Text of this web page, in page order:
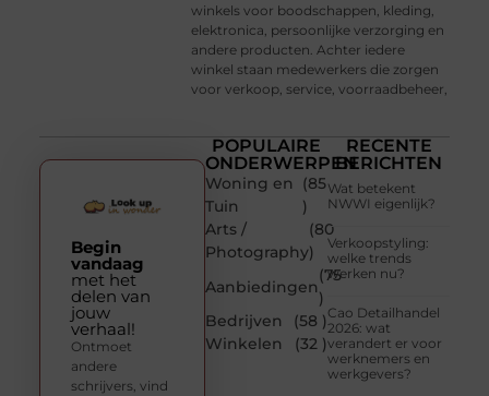
winkels voor boodschappen, kleding,
elektronica, persoonlijke verzorging en
andere producten. Achter iedere
winkel staan medewerkers die zorgen
voor verkoop, service, voorraadbeheer,
POPULAIRE
ONDERWERPEN
Woning en
Tuin
(85
)
Arts /
Photography
(80
)
Aanbiedingen
(75
)
Bedrijven
(58 )
Winkelen
(32 )
RECENTE
BERICHTEN
Wat betekent
NWWI eigenlijk?
Verkoopstyling:
welke trends
werken nu?
Cao Detailhandel
2026: wat
verandert er voor
werknemers en
werkgevers?
Begin
vandaag
met het
delen van
jouw
verhaal!
Ontmoet
andere
schrijvers, vind